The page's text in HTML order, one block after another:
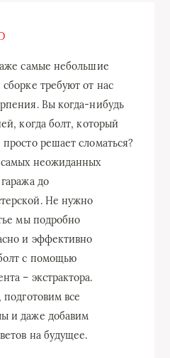
самые небольшие
требуют от нас
Вы когда-нибудь
когда болт, который
решает сломаться?
неожиданных
до
Не нужно
мы подробно
и эффективно
с помощью
– экстрактора.
подготовим все
и даже добавим
на будущее.